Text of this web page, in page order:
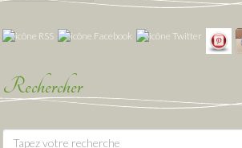
Rechercher